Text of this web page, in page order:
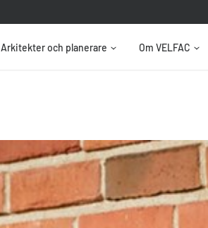
Arkitekter och planerare Om VELFAC